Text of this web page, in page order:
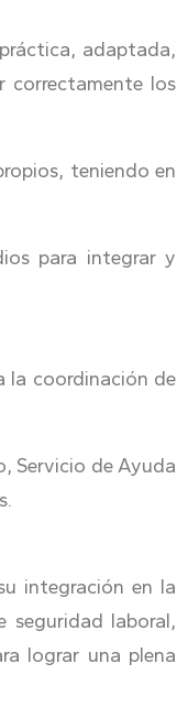
adaptada,
correctamente los
teniendo en
para integrar y
la coordinación de
Servicio de Ayuda
integración en la
seguridad laboral,
lograr una plena